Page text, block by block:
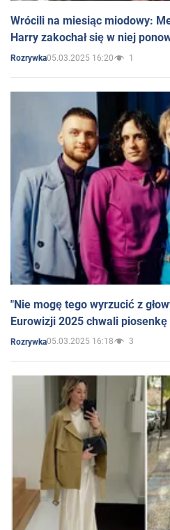
Wrócili na miesiąc miodowy:
Harry zakochał się w niej
Rozrywka05.03.2025 16:20 1
"Nie mogę tego wyrzucić z
Eurowizji 2025 chwali
Rozrywka05.03.2025 16:18 3